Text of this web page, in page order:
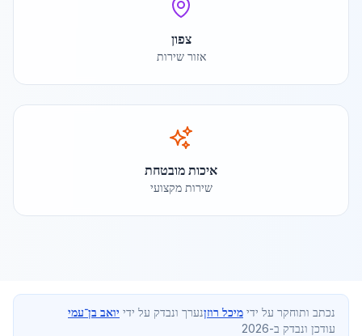
צפון
אזור שירות
איכות מובטחת
שירות מקצועי
נכתב ותוחקר על ידי מיכל רוזןנערך ונבדק על ידי יואב בן־עמי
עודכן ונבדק ב-2026